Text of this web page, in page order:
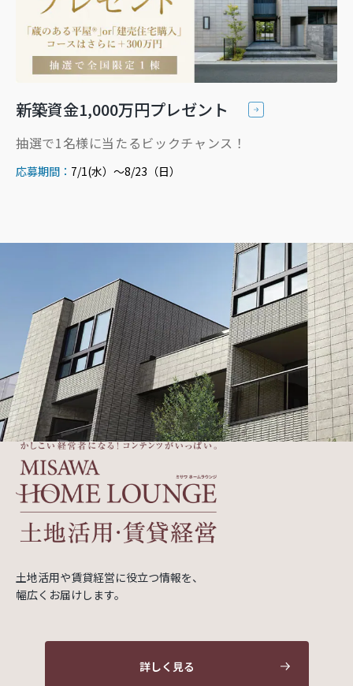
新築資金1,000万円プレゼント
抽選で1名様に当たるビックチャンス！
応募期間： 7/1(水）～8/23（日）
土地活用や賃貸経営に役立つ情報を、
幅広くお届けします。
詳しく見る